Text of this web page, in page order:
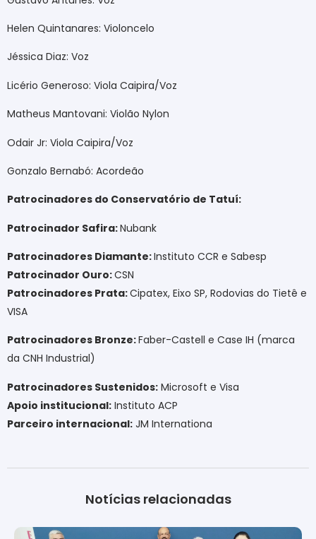
Helen Quintanares: Violoncelo
Jéssica Diaz: Voz
Licério Generoso: Viola Caipira/Voz
Matheus Mantovani: Violão Nylon
Odair Jr: Viola Caipira/Voz
Gonzalo Bernabó: Acordeão
Patrocinadores do Conservatório de Tatuí:
Patrocinador Safira:Nubank
Patrocinadores Diamante:Instituto CCR e Sabesp
Patrocinador Ouro:CSN
Patrocinadores Prata:Cipatex, Eixo SP, Rodovias do Tietê e
VISA
Patrocinadores Bronze:Faber-Castell e Case IH (marca
da CNH Industrial)
Patrocinadores Sustenidos: Microsoft e Visa
Apoio institucional: Instituto ACP
Parceiro internacional: JM Internationa
Notícias relacionadas